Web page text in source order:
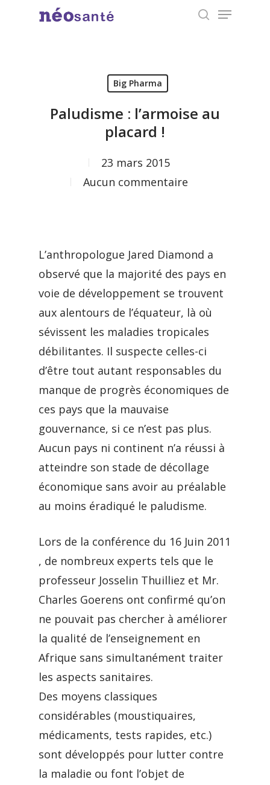
Menu
Big Pharma
Paludisme : l’armoise au
placard !
23 mars 2015
Aucun commentaire
L’anthropologue Jared Diamond a
observé que la majorité des pays en
voie de développement se trouvent
aux alentours de l’équateur, là où
sévissent les maladies tropicales
débilitantes. Il suspecte celles-ci
d’être tout autant responsables du
manque de progrès économiques de
ces pays que la mauvaise
gouvernance, si ce n’est pas plus.
Aucun pays ni continent n’a réussi à
atteindre son stade de décollage
économique sans avoir au préalable
au moins éradiqué le paludisme.
Lors de la conférence du 16 Juin 2011
, de nombreux experts tels que le
professeur Josselin Thuilliez et Mr.
Charles Goerens ont confirmé qu’on
ne pouvait pas chercher à améliorer
la qualité de l’enseignement en
Afrique sans simultanément traiter
les aspects sanitaires.
Des moyens classiques
considérables (moustiquaires,
médicaments, tests rapides, etc.)
sont développés pour lutter contre
la maladie ou font l’objet de